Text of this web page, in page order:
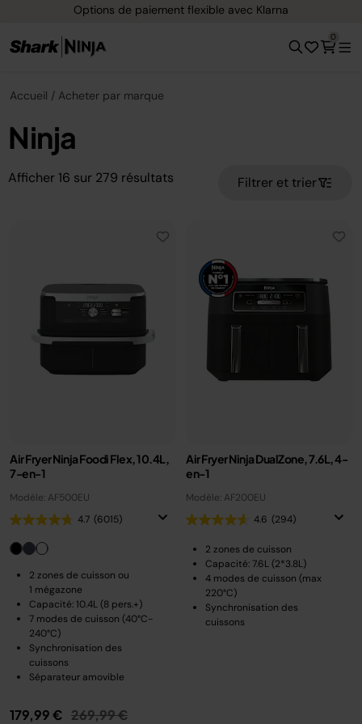
Livraison gratuite dès 40 € d'achat
0
Accueil Acheter par marque
Ninja
Afficher 16 sur 279 résultats Filtrer et trier
Air Fryer Ninja Foodi Flex, 10.4L,
7-en-1
Modèle: AF500EU
4.7 (6015)
2 zones de cuisson ou
1 mégazone
Capacité: 10.4L (8 pers.+)
7 modes de cuisson (40°C-
240°C)
Synchronisation des
cuissons
Séparateur amovible
179,99 € Prix réduit de
269,99 €au
Air Fryer Ninja DualZone, 7.6L, 4-
en-1
Modèle: AF200EU
4.6 (294)
2 zones de cuisson
Capacité: 7.6L (2*3.8L)
4 modes de cuisson (max
220°C)
Synchronisation des
cuissons